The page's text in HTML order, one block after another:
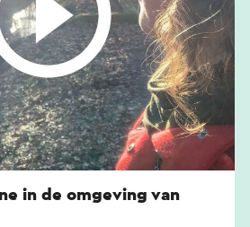
in de omgeving van